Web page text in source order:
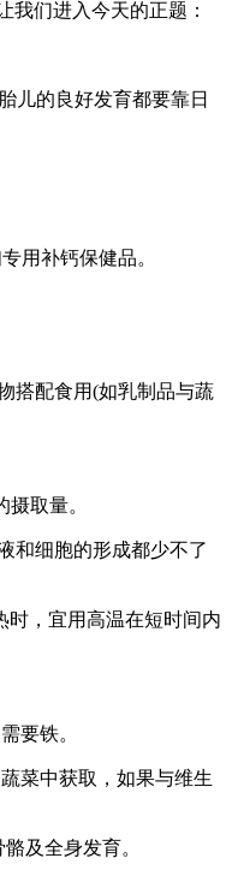
们进入今天的正题：
儿的良好发育都要靠日
用补钙保健品。
搭配食用(如乳制品与蔬
取量。
和细胞的形成都少不了
时，宜用高温在短时间内
要铁。
菜中获取，如果与维生
及全身发育。